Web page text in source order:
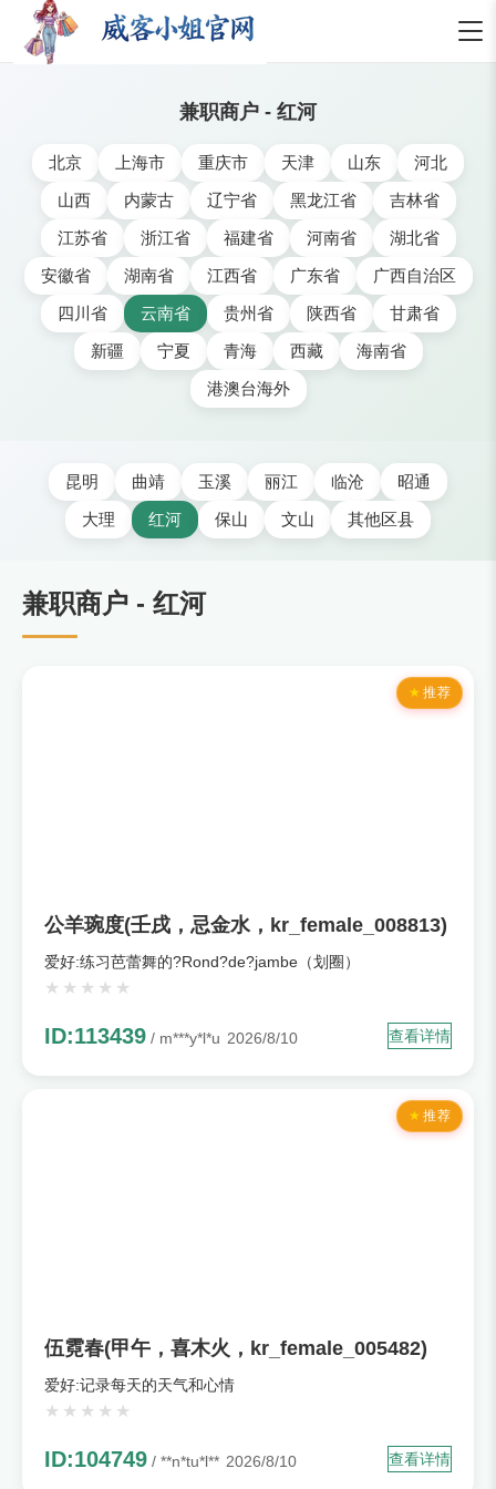
兼职商户 - 红河
北京 上海市 重庆市 天津 山东
河北
山西
内蒙古 辽宁省 黑龙江省
吉林省
江苏省
浙江省 福建省 河南省
湖北省
安徽省
湖南省 江西省 广东省
广西自治区
四川省
云南省 贵州省 陕西省
甘肃省
新疆
宁夏 青海 西藏
海南省
港澳台海外
昆明 曲靖 玉溪 丽江 临沧
昭通
大理
红河 保山 文山 其他区县
兼职商户 - 红河
推荐
公羊琬度(壬戌，忌金水，kr_female_008813)
爱好:练习芭蕾舞的?Rond?de?jambe（划圈）
ID:113439 / m***y*l*u 2026/8/10 查看详情
推荐
伍霓春(甲午，喜木火，kr_female_005482)
爱好:记录每天的天气和心情
ID:104749 / **n*tu*l** 2026/8/10 查看详情